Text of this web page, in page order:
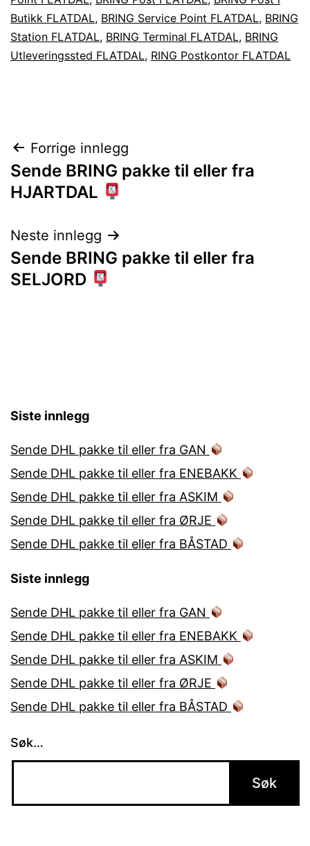
Butikk FLATDAL, BRING Service Point FLATDAL, BRING
Station FLATDAL, BRING Terminal FLATDAL, BRING
Utleveringssted FLATDAL, RING Postkontor FLATDAL
Innleggsnavigasjon
Forrige innlegg
Sende BRING pakke til eller fra
HJARTDAL
Neste innlegg
Sende BRING pakke til eller fra
SELJORD
Siste innlegg
Sende DHL pakke til eller fra GAN
Sende DHL pakke til eller fra ENEBAKK
Sende DHL pakke til eller fra ASKIM
Sende DHL pakke til eller fra ØRJE
Sende DHL pakke til eller fra BÅSTAD
Siste innlegg
Sende DHL pakke til eller fra GAN
Sende DHL pakke til eller fra ENEBAKK
Sende DHL pakke til eller fra ASKIM
Sende DHL pakke til eller fra ØRJE
Sende DHL pakke til eller fra BÅSTAD
Søk…